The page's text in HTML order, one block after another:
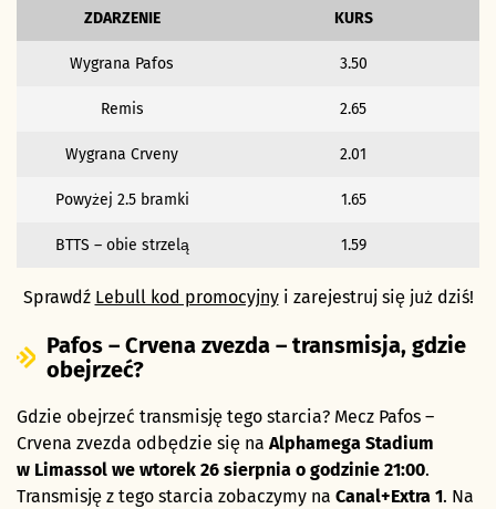
ZDARZENIE KURS
Wygrana Pafos 3.50
Remis 2.65
Wygrana Crveny 2.01
Powyżej 2.5 bramki 1.65
BTTS – obie strzelą 1.59
Sprawdź Lebull kod promocyjnyi zarejestruj się już dziś!
Pafos – Crvena zvezda – transmisja, gdzie
obejrzeć?
Gdzie obejrzeć transmisję tego starcia? Mecz Pafos –
Crvena zvezda odbędzie się na Alphamega Stadium
w Limassol we wtorek 26 sierpnia o godzinie 21:00.
Transmisję z tego starcia zobaczymy na Canal+Extra 1. Na